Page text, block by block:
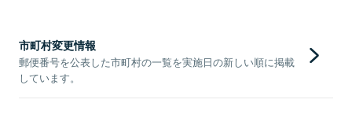
市町村変更情報
郵便番号を公表した市町村の一覧を実施日の新しい順に掲載
しています。